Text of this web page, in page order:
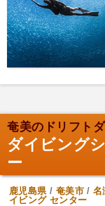
奄美のドリフト
ダイビング
ー
鹿児島県/ 奄美市/名
イビング センター